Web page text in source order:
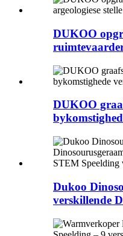
DUKOO
DUKOO
Dukoo
verskillende